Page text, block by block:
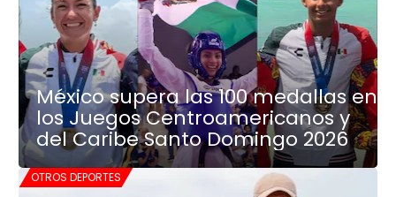
México supera las 100 medallas en
los Juegos Centroamericanos y
del Caribe Santo Domingo 2026
OTROS DEPORTES